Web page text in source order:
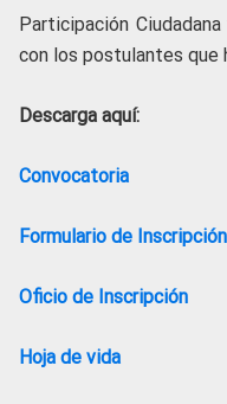
Participación
con los postulantes que
Descarga aquí:
Convocatoria
Formulario de Inscripción
Oficio de Inscripción
Hoja de vida